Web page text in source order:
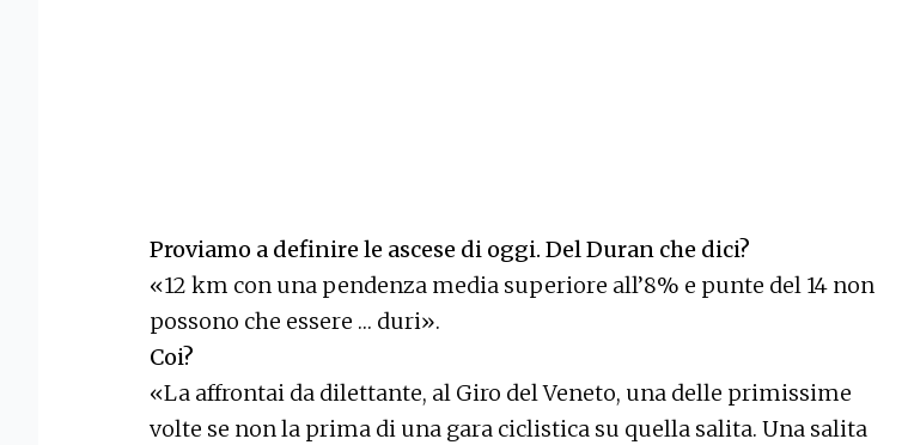
Proviamo a definire le ascese di oggi. Del Duran che dici?
«12 km con una pendenza media superiore all’8% e punte del 14 non
possono che essere … duri».
Coi?
«La affrontai da dilettante, al Giro del Veneto, una delle primissime
volte se non la prima di una gara ciclistica su quella salita. Una salita